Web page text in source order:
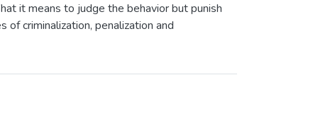
it means to judge the behavior but punish
of criminalization, penalization and